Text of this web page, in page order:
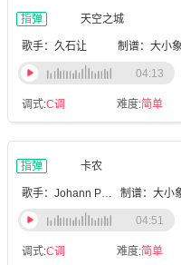
指弹 天空之城
歌手：久石让 制谱：大小
调式:C调 难度:简单
04:13
指弹 卡农
歌手：Johann Pachelbel 制谱：大小
调式:C调 难度:简单
04:51